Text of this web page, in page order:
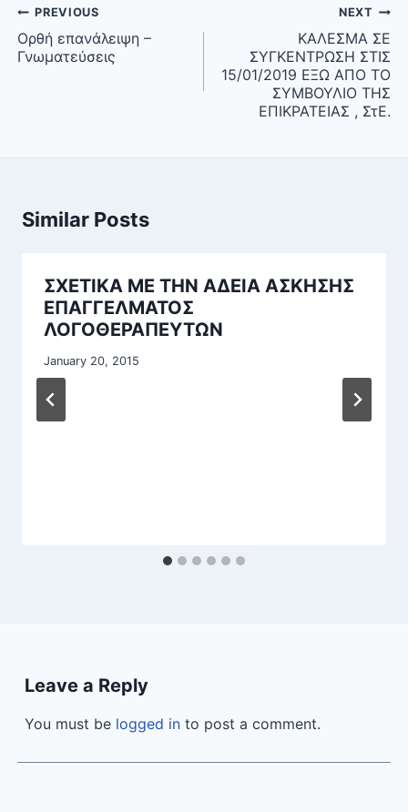
Post
navigation
PREVIOUS
Ορθή επανάλειψη –
Γνωματεύσεις
NEXT
ΚΑΛΕΣΜΑ ΣΕ
ΣΥΓΚΕΝΤΡΩΣΗ ΣΤΙΣ
15/01/2019 ΕΞΩ ΑΠΟ ΤΟ
ΣΥΜΒΟΥΛΙΟ ΤΗΣ
ΕΠΙΚΡΑΤΕΙΑΣ , ΣτΕ.
Similar Posts
ΣΧΕΤΙΚΑ ΜΕ ΤΗΝ ΑΔΕΙΑ ΑΣΚΗΣΗΣ
ΕΠΑΓΓΕΛΜΑΤΟΣ
ΛΟΓΟΘΕΡΑΠΕΥΤΩΝ
January 20, 2015
Leave a Reply
You must be logged in to post a comment.